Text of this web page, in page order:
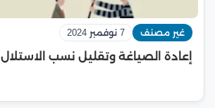
غير مصنف 7 نوفمبر 2024
إعادة الصياغة وتقليل نسب الاستلال